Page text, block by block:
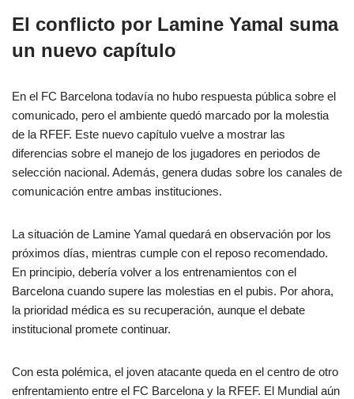
El conflicto por Lamine Yamal suma
un nuevo capítulo
En el FC Barcelona todavía no hubo respuesta pública sobre el
comunicado, pero el ambiente quedó marcado por la molestia
de la RFEF. Este nuevo capítulo vuelve a mostrar las
diferencias sobre el manejo de los jugadores en periodos de
selección nacional. Además, genera dudas sobre los canales de
comunicación entre ambas instituciones.
La situación de Lamine Yamal quedará en observación por los
próximos días, mientras cumple con el reposo recomendado.
En principio, debería volver a los entrenamientos con el
Barcelona cuando supere las molestias en el pubis. Por ahora,
la prioridad médica es su recuperación, aunque el debate
institucional promete continuar.
Con esta polémica, el joven atacante queda en el centro de otro
enfrentamiento entre el FC Barcelona y la RFEF. El Mundial aún